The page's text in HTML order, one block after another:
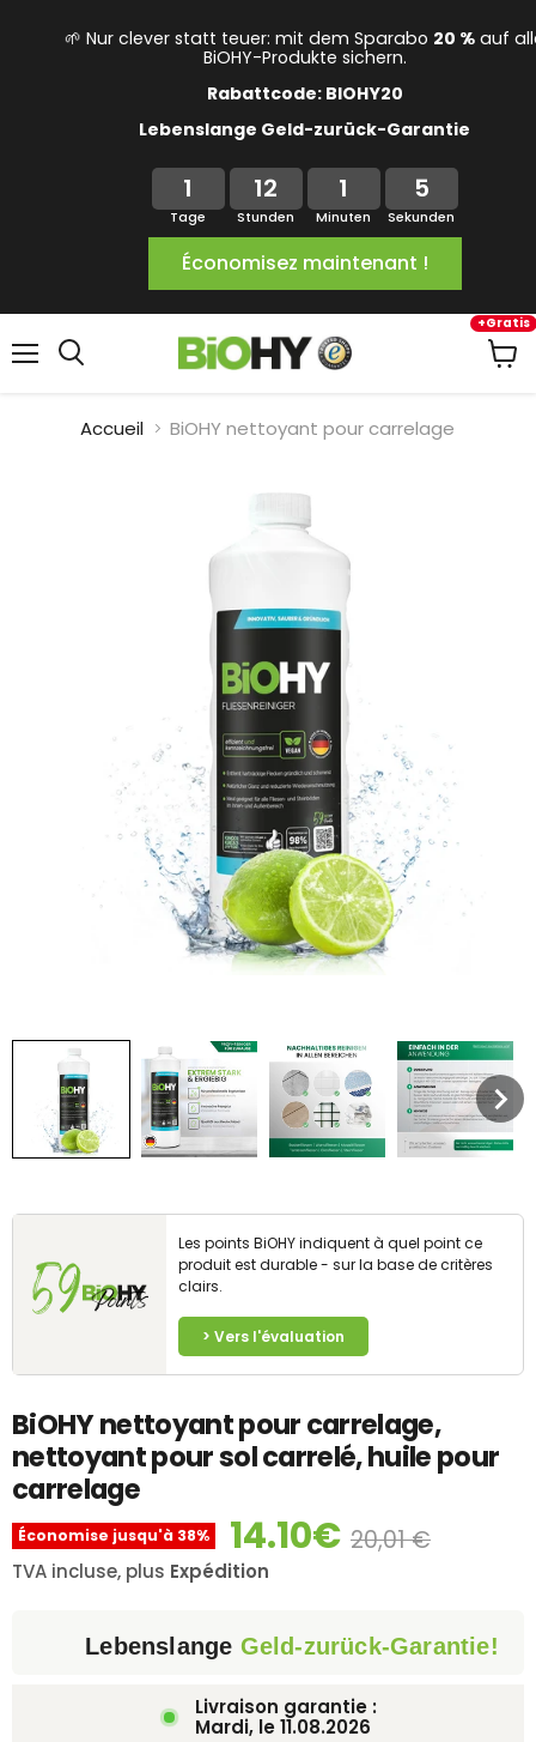
🌱 Nur clever statt teuer: mit dem Sparabo 20 % auf
BiOHY-Produkte sichern.
Rabattcode: BIOHY20
Lebenslange Geld-zurück-Garantie
1
Tage
12
Stunden
1
Minuten
5
Sekunden
Économisez maintenant !
+Gratis
Accueil BiOHY nettoyant pour carrelage
59Points
Les points BiOHY indiquent à quel point ce
produit est durable - sur la base de critères
clairs.
> Vers l'évaluation
BiOHY nettoyant pour carrelage,
nettoyant pour sol carrelé, huile pour
carrelage
Économise jusqu'à 38% 14.10€ 20,01 €
TVA incluse, plus Expédition
Lebenslange Geld-zurück-Garantie!
Livraison garantie :
Mardi, le11.08.2026